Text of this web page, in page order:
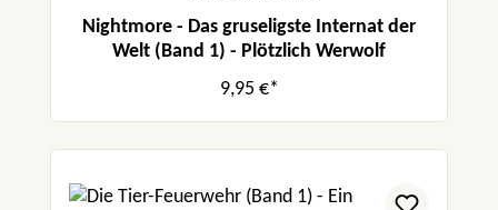
Nightmore - Das gruseligste Internat der
Welt (Band 1) - Plötzlich Werwolf
9,95 €*